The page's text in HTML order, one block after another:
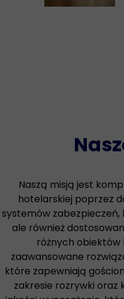
Naszą misją jest
hotelarskiej poprzez
systemów
ale również
różnych
zaawansowane
które zapewniają
zakresie rozrywki oraz